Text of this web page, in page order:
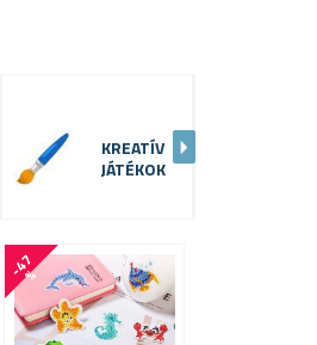
KREATÍV
JÁTÉKOK
-
4
7
%